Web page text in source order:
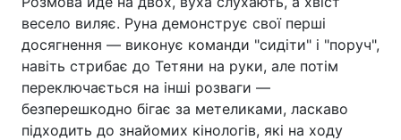
весело виляє. Руна демонструє свої перші
досягнення — виконує команди "сидіти" і "поруч",
навіть стрибає до Тетяни на руки, але потім
переключається на інші розваги —
безперешкодно бігає за метеликами, ласкаво
підходить до знайомих кінологів, які на ходу